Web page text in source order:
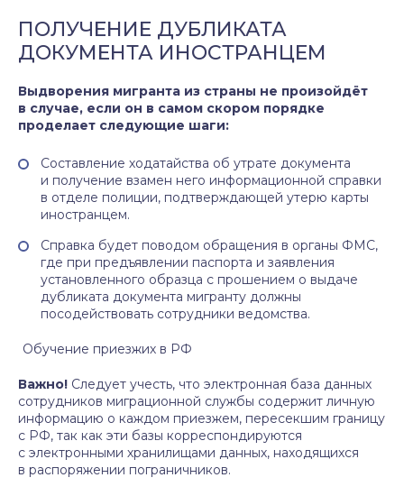
ПОЛУЧЕНИЕ ДУБЛИКАТА
ДОКУМЕНТА ИНОСТРАНЦЕМ
Выдворения мигранта из страны не произойдёт
в случае, если он в самом скором порядке
проделает следующие шаги:
Составление ходатайства об утрате документа
и получение взамен него информационной справки
в отделе полиции, подтверждающей утерю карты
иностранцем.
Справка будет поводом обращения в органы ФМС,
где при предъявлении паспорта и заявления
установленного образца с прошением о выдаче
дубликата документа мигранту должны
посодействовать сотрудники ведомства.
Обучение приезжих в РФ
Важно! Следует учесть, что электронная база данных
сотрудников миграционной службы содержит личную
информацию о каждом приезжем, пересекшим границу
с РФ, так как эти базы корреспондируются
с электронными хранилищами данных, находящихся
в распоряжении пограничников.